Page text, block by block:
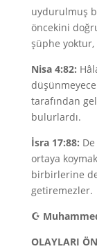
uydurulmuş
öncekini
şüphe
Nisa 4:82:
tarafından
bulurlardı.
İsra 17:88:
ortaya
birbirlerine
getiremezler.
☪
OLAYLARI